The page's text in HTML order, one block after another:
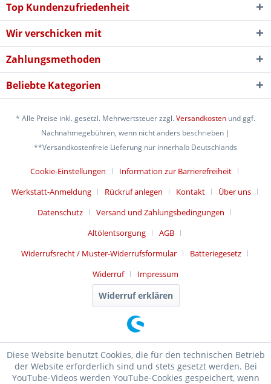
Top Kundenzufriedenheit
Wir verschicken mit
Zahlungsmethoden
Beliebte Kategorien
* Alle Preise inkl. gesetzl. Mehrwertsteuer zzgl.Versandkosten und ggf.
Nachnahmegebühren, wenn nicht anders beschrieben |
**Versandkostenfreie Lieferung nur innerhalb Deutschlands
Cookie-Einstellungen
Information zur Barrierefreiheit
Werkstatt-Anmeldung
Rückruf anlegen Kontakt
Über uns
Datenschutz
Versand und Zahlungsbedingungen
Altölentsorgung
AGB
Widerrufsrecht / Muster-Widerrufsformular
Batteriegesetz
Widerruf
Impressum
Widerruf erklären
Diese Website benutzt Cookies, die für den technischen Betrieb
der Website erforderlich sind und stets gesetzt werden. Bei
YouTube-Videos werden YouTube-Cookies gespeichert, wenn